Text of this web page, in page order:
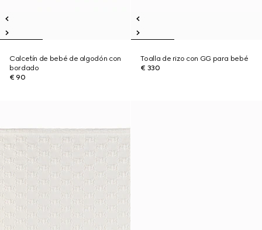
Calcetín de bebé de algodón con
bordado
€ 90
Toalla de rizo con GG para bebé
€ 330